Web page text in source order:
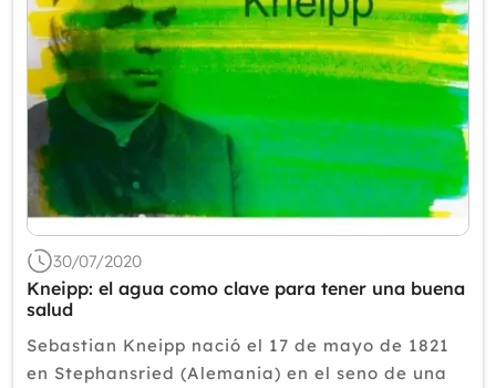
30/07/2020
Kneipp: el agua como clave para tener una buena
salud
Sebastian Kneipp nació el 17 de mayo de 1821
en Stephansried (Alemania) en el seno de una